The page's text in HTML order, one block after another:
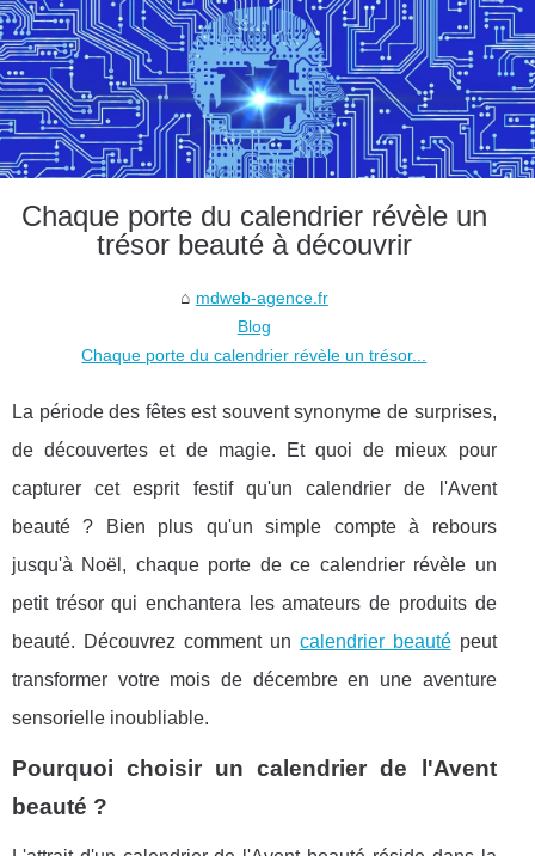
Chaque porte du calendrier révèle un
trésor beauté à découvrir
mdweb-agence.fr
Blog
Chaque porte du calendrier révèle un trésor...
La période des fêtes est souvent synonyme de surprises,
de découvertes et de magie. Et quoi de mieux pour
capturer cet esprit festif qu'un calendrier de l'Avent
beauté ? Bien plus qu'un simple compte à rebours
jusqu'à Noël, chaque porte de ce calendrier révèle un
petit trésor qui enchantera les amateurs de produits de
beauté. Découvrez comment un calendrier beautépeut
transformer votre mois de décembre en une aventure
sensorielle inoubliable.
Pourquoi choisir un calendrier de l'Avent
beauté ?